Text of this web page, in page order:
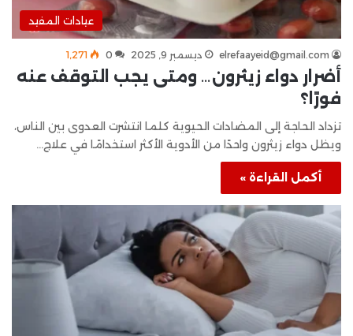
عيادات المفيد
elrefaayeid@gmail.com ديسمبر 9, 2025 0 1٬271
أضرار دواء زيثرون… ومتى يجب التوقف عنه
فورًا؟
تزداد الحاجة إلى المضادات الحيوية كلما انتشرت العدوى بين الناس،
ويظل دواء زيثرون واحدًا من الأدوية الأكثر استخدامًا في علاج…
أكمل القراءة »